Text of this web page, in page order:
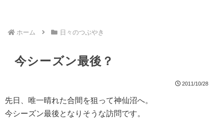
ホーム 日々のつぶやき
今シーズン最後？
2011/10/28
先日、唯一晴れた合間を狙って神仙沼へ。
今シーズン最後となりそうな訪問です。